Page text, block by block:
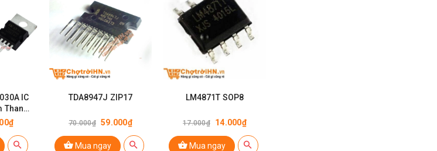
IC
Thanh
TDA8947J ZIP17
70.000₫ 59.000₫
Mua ngay
LM4871T SOP8
17.000₫ 14.000₫
Mua ngay